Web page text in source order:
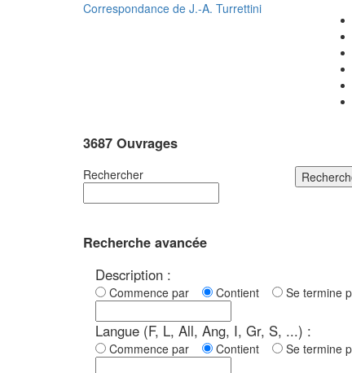
Correspondance de J.-A. Turrettini
3687 Ouvrages
Rechercher
Recherche avancée
Description :
Commence par Contient Se termine
Langue (F, L, All, Ang, I, Gr, S, ...) :
Commence par Contient Se termine